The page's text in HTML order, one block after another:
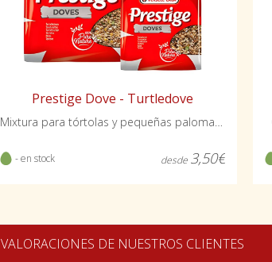
Prestige Dove - Turtledove
- en stock desde 3,50€
VALORACIONES DE NUESTROS CLIENTES